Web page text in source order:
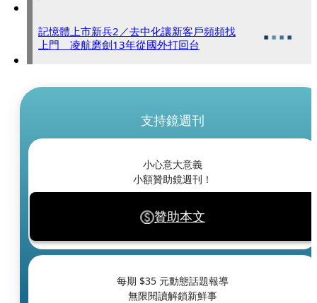
記憶體上市新兵2／去中化讓新客戶頻頻找
上門 凌航磨劍13年從國外打回台
支持鏡週刊
小心意大意義
小額贊助鏡週刊！
贊助本文
每期 $35 元動態話題報導
無限閱讀解鎖新鮮事